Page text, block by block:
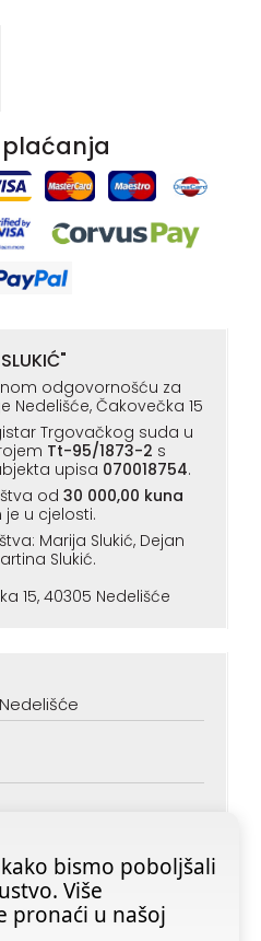
bismo poboljšali
Više
pronaći u našoj
plaćanja
odgovornošću za
Nedelišće, Čakovečka 15
Trgovačkog suda u
Tt-95/1873-2 s
upisa 070018754.
od 30 000,00 kuna
u cjelosti.
Marija Slukić, Dejan
Slukić.
15, 40305 Nedelišće